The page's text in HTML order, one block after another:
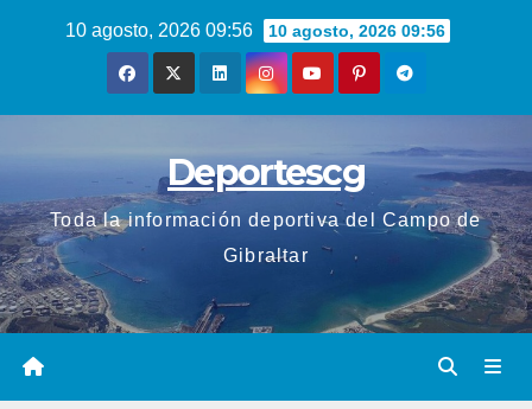
10 agosto, 2026 09:56 10 agosto, 2026 09:56
Deportescg
Toda la información deportiva del Campo de
Gibraltar